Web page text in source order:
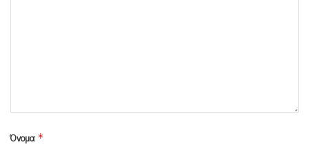
Όνομα *